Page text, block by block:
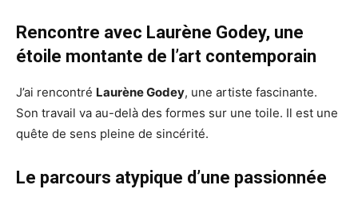
Rencontre avec Laurène Godey, une
étoile montante de l’art contemporain
J’ai rencontré Laurène Godey, une artiste fascinante.
Son travail va au-delà des formes sur une toile. Il est une
quête de sens pleine de sincérité.
Le parcours atypique d’une passionnée